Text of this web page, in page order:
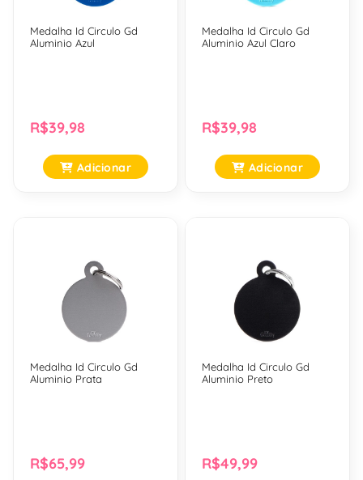
Medalha Id Circulo Gd
Aluminio Azul
R$39,98
Adicionar
Medalha Id Circulo Gd
Aluminio Azul Claro
R$39,98
Adicionar
Medalha Id Circulo Gd
Aluminio Prata
R$65,99
Medalha Id Circulo Gd
Aluminio Preto
R$49,99